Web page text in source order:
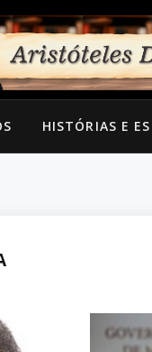
HISTÓRIAS E